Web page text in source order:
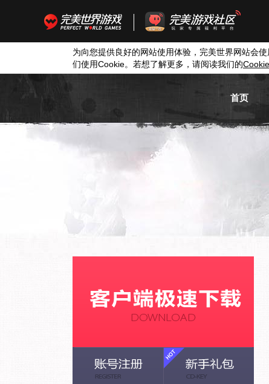
为向您提供良好的网站使用体验，完美世界网站会
们使用Cookie。若想了解更多，请阅读我们的Cookie
首页